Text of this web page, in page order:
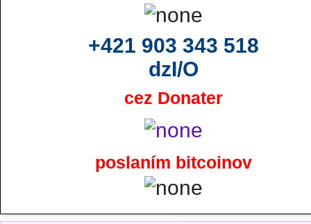
+421 903 343 518
dzI/O
cez Donater
poslaním bitcoinov